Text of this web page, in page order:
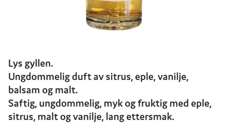
Lys gyllen.
Ungdommelig duft av sitrus, eple, vanilje,
balsam og malt.
Saftig, ungdommelig, myk og fruktig med eple,
sitrus, malt og vanilje, lang ettersmak.